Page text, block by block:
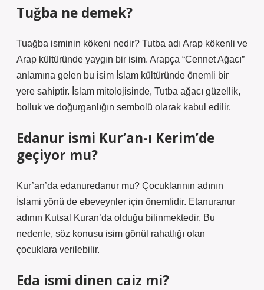
Tuğba ne demek?
Tuağba isminin kökeni nedir? Tutba adı Arap kökenli ve
Arap kültüründe yaygın bir isim. Arapça “Cennet Ağacı”
anlamına gelen bu isim İslam kültüründe önemli bir
yere sahiptir. İslam mitolojisinde, Tutba ağacı güzellik,
bolluk ve doğurganlığın sembolü olarak kabul edilir.
Edanur ismi Kur’an-ı Kerim’de
geçiyor mu?
Kur’an’da edanuredanur mu? Çocuklarının adının
İslami yönü de ebeveynler için önemlidir. Etanuranur
adının Kutsal Kuran’da olduğu bilinmektedir. Bu
nedenle, söz konusu isim gönül rahatlığı olan
çocuklara verilebilir.
Eda ismi dinen caiz mi?